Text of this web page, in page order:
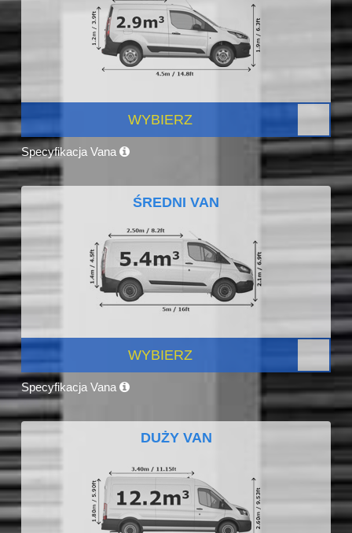
WYBIERZ
Specyfikacja Vana
ŚREDNI VAN
WYBIERZ
Specyfikacja Vana
DUŻY VAN